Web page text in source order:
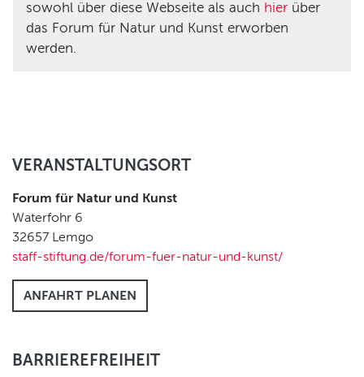
sowohl über diese Webseite als auch hier über
das Forum für Natur und Kunst erworben
werden.
VERANSTALTUNGSORT
Forum für Natur und Kunst
Waterfohr 6
32657 Lemgo
staff-stiftung.de/forum-fuer-natur-und-kunst/
ANFAHRT PLANEN
BARRIEREFREIHEIT